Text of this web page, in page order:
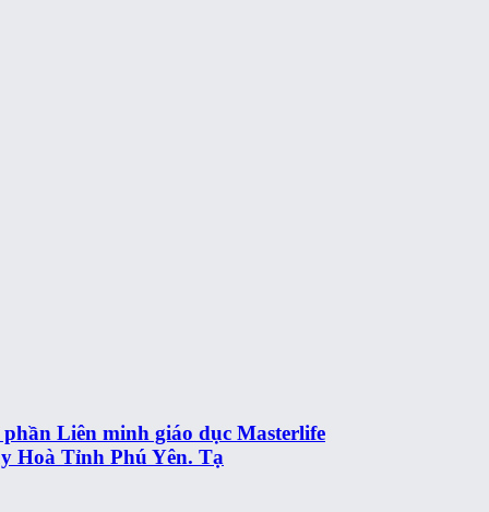
Liên minh giáo dục Masterlife
Hoà Tỉnh Phú Yên. Tạ